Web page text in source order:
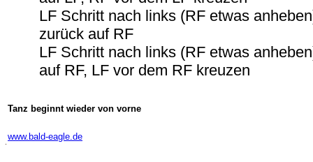
LF Schritt nach links (RF etwas
zurück auf RF
LF Schritt nach links (RF etwas
auf RF, LF vor dem RF kreuzen
Tanz beginnt wieder von vorne
www.bald-eagle.de